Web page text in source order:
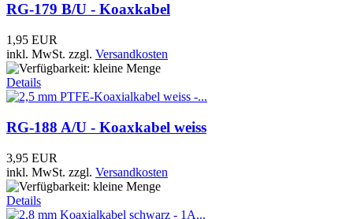
RG-179 B/U - Koaxkabel
1,95 EUR
inkl. MwSt. zzgl. Versandkosten
Details
RG-188 A/U - Koaxkabel weiss
3,95 EUR
inkl. MwSt. zzgl. Versandkosten
Details